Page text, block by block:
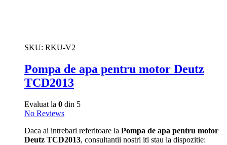
SKU: RKU-V2
Pompa de apa pentru motor Deutz
TCD2013
Evaluat la 0 din 5
No Reviews
Daca ai intrebari referitoare la Pompa de apa pentru motor
Deutz TCD2013, consultantii nostri iti stau la dispozitie: